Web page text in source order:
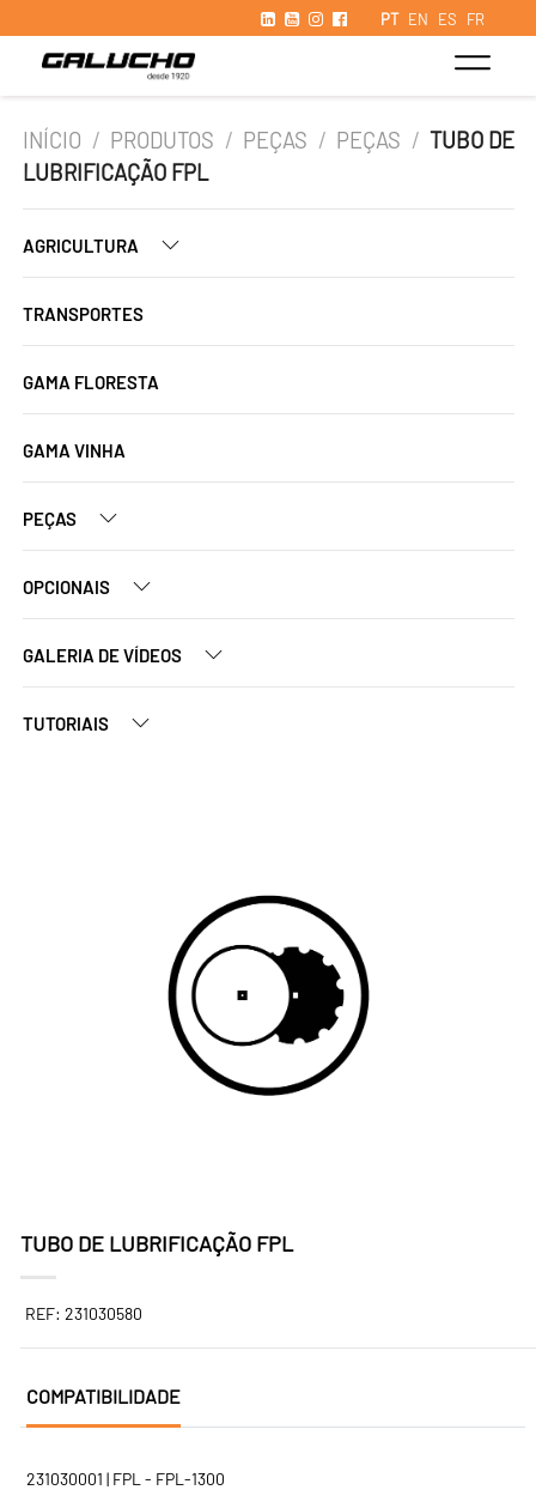
PT EN ES FR
INÍCIO / PRODUTOS / PEÇAS / PEÇAS / TUBO DE
LUBRIFICAÇÃO FPL
AGRICULTURA
TRANSPORTES
GAMA FLORESTA
GAMA VINHA
PEÇAS
OPCIONAIS
GALERIA DE VÍDEOS
TUTORIAIS
TUBO DE LUBRIFICAÇÃO FPL
REF: 231030580
COMPATIBILIDADE
231030001 | FPL - FPL-1300